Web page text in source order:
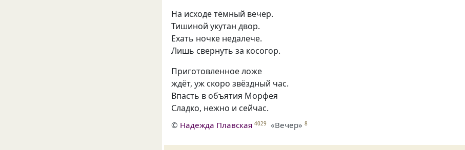
На исходе тёмный вечер.
Тишиной укутан двор.
Ехать ночке недалече.
Лишь свернуть за косогор.
Приготовленное ложе
ждёт, уж скоро звёздный час.
Впасть в объятия Морфея
Сладко, нежно и сейчас.
© Надежда Плавская 4029 «Вечер» 8